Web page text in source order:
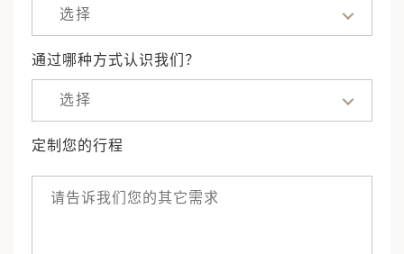
选择
通过哪种方式认识我们？
选择
定制您的行程